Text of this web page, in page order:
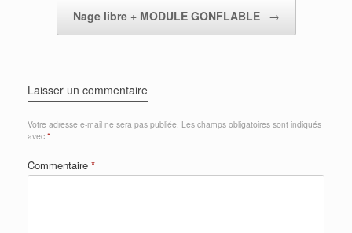
Nage libre + MODULE GONFLABLE →
Laisser un commentaire
Votre adresse e-mail ne sera pas publiée. Les champs obligatoires sont indiqués
avec *
Commentaire *